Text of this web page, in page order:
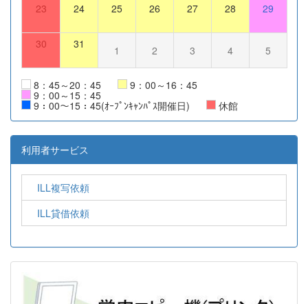
23 24 25 26 27 28 29
30 31 1 2 3 4 5
8：45～20：45 9：00～16：45
9：00～15：45
9：00～15：45(ｵｰﾌﾟﾝｷｬﾝﾊﾟｽ開催日) 休館
利用者サービス
ILL複写依頼
ILL貸借依頼